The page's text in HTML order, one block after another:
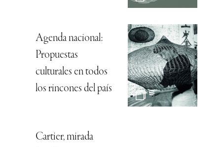
Agenda nacional:
Propuestas
culturales en todos
los rincones del país
Cartier, mirada